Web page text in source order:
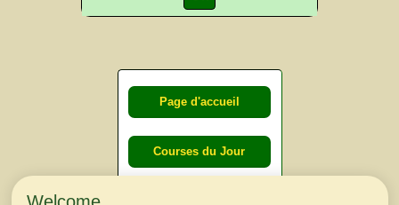
Page d'accueil
Courses du Jour
Welcome